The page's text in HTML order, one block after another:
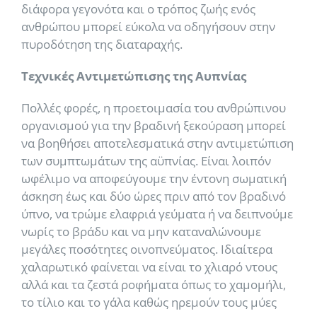
διάφορα γεγονότα και ο τρόπος ζωής ενός
ανθρώπου μπορεί εύκολα να οδηγήσουν στην
πυροδότηση της διαταραχής.
Τεχνικές Αντιμετώπισης της Αυπνίας
Πολλές φορές, η προετοιμασία του ανθρώπινου
οργανισμού για την βραδινή ξεκούραση μπορεί
να βοηθήσει αποτελεσματικά στην αντιμετώπιση
των συμπτωμάτων της αϋπνίας. Είναι λοιπόν
ωφέλιμο να αποφεύγουμε την έντονη σωματική
άσκηση έως και δύο ώρες πριν από τον βραδινό
ύπνο, να τρώμε ελαφριά γεύματα ή να δειπνούμε
νωρίς το βράδυ και να μην καταναλώνουμε
μεγάλες ποσότητες οινοπνεύματος. Ιδιαίτερα
χαλαρωτικό φαίνεται να είναι το χλιαρό ντους
αλλά και τα ζεστά ροφήματα όπως το χαμομήλι,
το τίλιο και το γάλα καθώς ηρεμούν τους μύες